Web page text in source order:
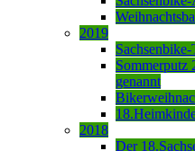
2019
Sommerputz
genannt
2018
Der